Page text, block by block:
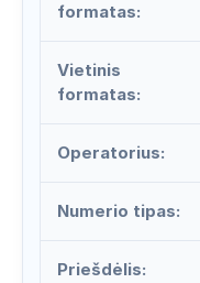
formatas:
Vietinis
formatas:
Operatorius:
Numerio tipas:
Priešdėlis: